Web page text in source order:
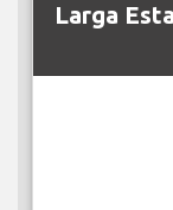
Larga